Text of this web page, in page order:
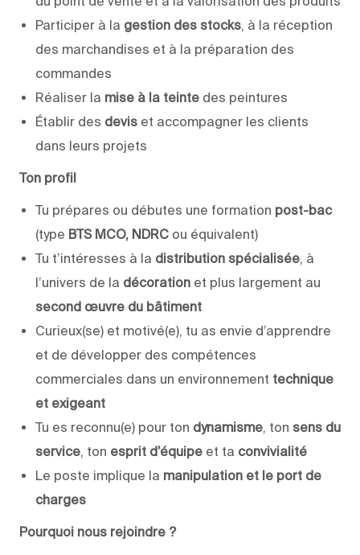
Participer à la gestion des stocks, à la réception
des marchandises et à la préparation des
commandes
Réaliser la mise à la teinte des peintures
Établir des devis et accompagner les clients
dans leurs projets
Ton profil
Tu prépares ou débutes une formation post-bac
(type BTS MCO, NDRC ou équivalent)
Tu t’intéresses à la distribution spécialisée, à
l’univers de la décoration et plus largement au
second œuvre du bâtiment
Curieux(se) et motivé(e), tu as envie d’apprendre
et de développer des compétences
commerciales dans un environnement technique
et exigeant
Tu es reconnu(e) pour ton dynamisme, ton sens du
service, ton esprit d’équipe et ta convivialité
Le poste implique la manipulation et le port de
charges
Pourquoi nous rejoindre ?